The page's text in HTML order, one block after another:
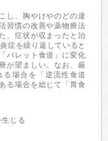
し、胸やけやのどの違
習慣の改善や薬物療法
、症状が収まったと治
症を繰り返していると
バレット食道」に変化
が望ましい。なお、厳
場合を「逆流性食道
る場合を総じて「胃食
じる